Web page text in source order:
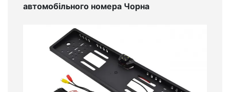
автомобільного номера Чорна